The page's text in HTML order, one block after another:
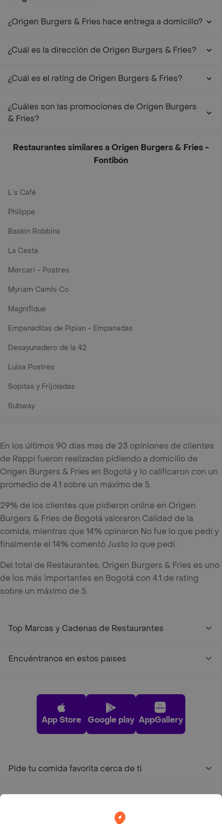
¿Origen Burgers & Fries hace entrega a domicilio?
¿Cuál es la dirección de Origen Burgers & Fries?
¿Cuál es el rating de Origen Burgers & Fries?
¿Cuáles son las promociones de Origen Burgers
& Fries?
Restaurantes similares a Origen Burgers & Fries -
Fontibón
L´s Café
Philippe
Baskin Robbins
La Cesta
Mercari - Postres
Myriam Camhi Co
Magnifique
Empanaditas de Pipian - Empanadas
Desayunadero de la 42
Luisa Postres
Sopitas y Frijoladas
Subway
En los últimos 90 días mas de 23 opiniones de clientes
de Rappi fueron realizadas pidiendo a domicilio de
Origen Burgers & Fries en Bogotá y lo calificaron con un
promedio de 4.1 sobre un máximo de 5.
29% de los clientes que pidieron online en Origen
Burgers & Fries de Bogotá valoraron Calidad de la
comida, mientras que 14% opinaron No fue lo que pedí y
finalmente el 14% comentó Justo lo que pedí.
Del total de Restaurantes, Origen Burgers & Fries es uno
de los más importantes en Bogotá con 4.1 de rating
sobre un máximo de 5.
Top Marcas y Cadenas de Restaurantes
Encuéntranos en estos países
App Store Google play AppGallery
Pide tu comida favorita cerca de ti